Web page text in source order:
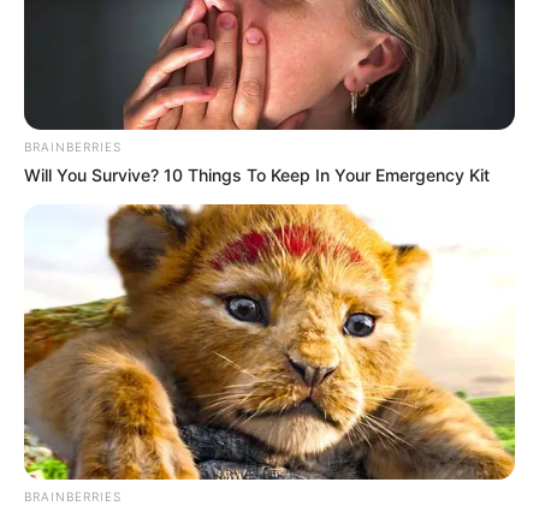
BRAINBERRIES
Will You Survive? 10 Things To Keep In Your Emergency Kit
BRAINBERRIES